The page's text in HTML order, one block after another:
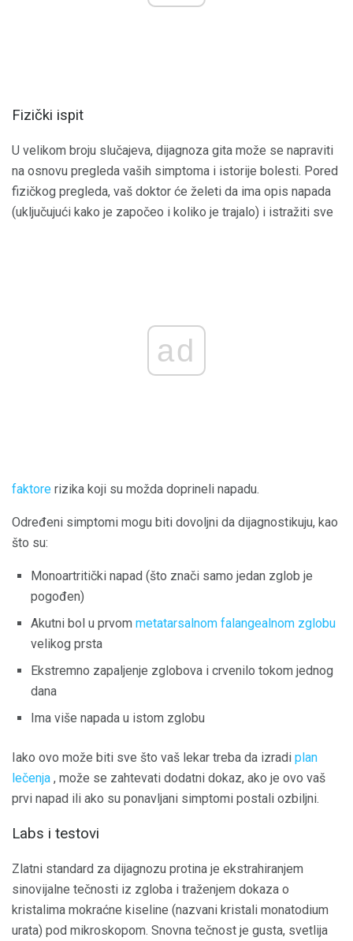
Fizički ispit
U velikom broju slučajeva, dijagnoza gita može se napraviti
na osnovu pregleda vaših simptoma i istorije bolesti. Pored
fizičkog pregleda, vaš doktor će želeti da ima opis napada
(uključujući kako je započeo i koliko je trajalo) i istražiti sve
ad
faktore rizika koji su možda doprineli napadu.
Određeni simptomi mogu biti dovoljni da dijagnostikuju, kao
što su:
Monoartritički napad (što znači samo jedan zglob je
pogođen)
Akutni bol u prvom metatarsalnom falangealnom zglobu
velikog prsta
Ekstremno zapaljenje zglobova i crvenilo tokom jednog
dana
Ima više napada u istom zglobu
Iako ovo može biti sve što vaš lekar treba da izradi plan
lečenja , može se zahtevati dodatni dokaz, ako je ovo vaš
prvi napad ili ako su ponavljani simptomi postali ozbiljni.
Labs i testovi
Zlatni standard za dijagnozu protina je ekstrahiranjem
sinovijalne tečnosti iz zgloba i traženjem dokaza o
kristalima mokraćne kiseline (nazvani kristali monatodium
urata) pod mikroskopom. Snovna tečnost je gusta, svetlija